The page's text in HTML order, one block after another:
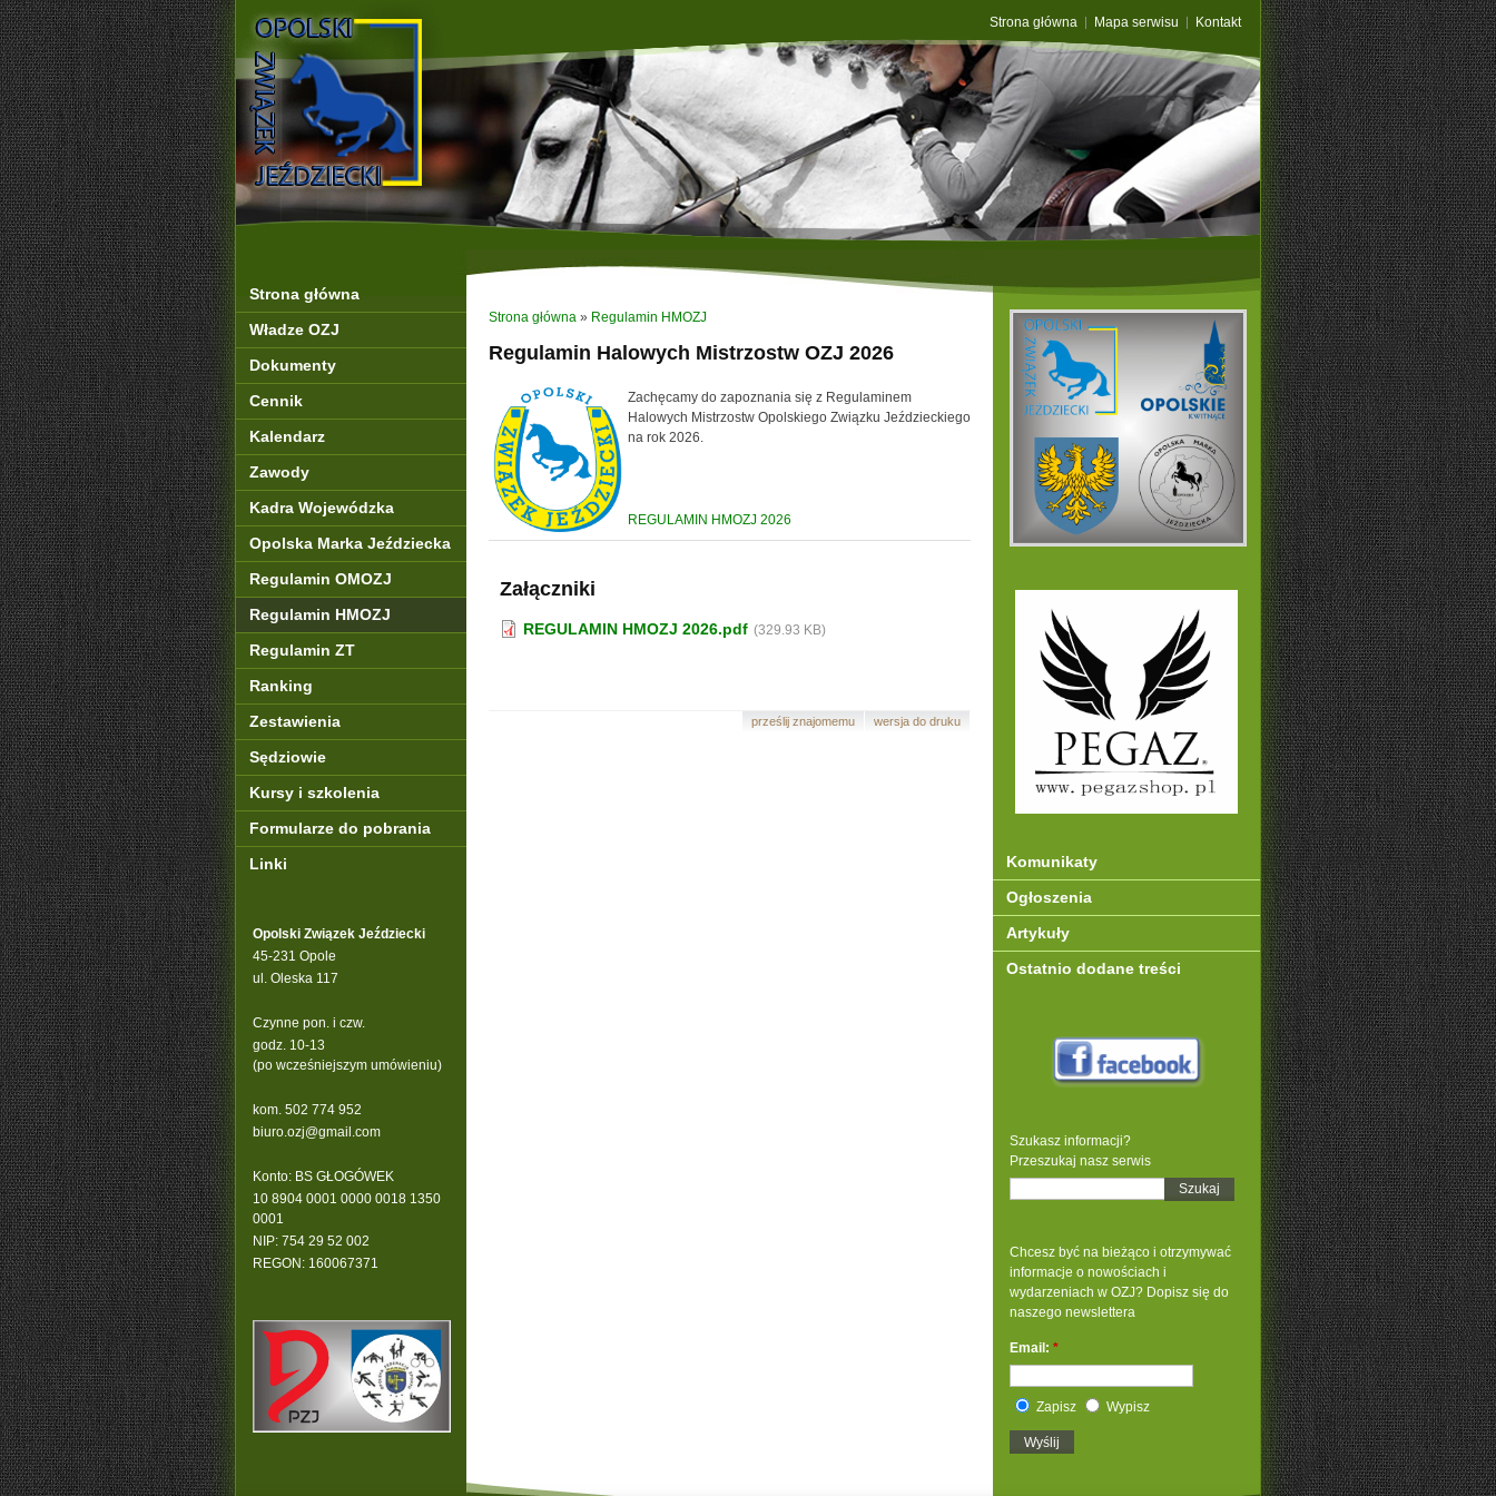
Strona główna Mapa serwisu Kontakt
Strona główna
Władze OZJ
Dokumenty
Cennik
Kalendarz
Zawody
Kadra Wojewódzka
Opolska Marka Jeździecka
Regulamin OMOZJ
Regulamin HMOZJ
Regulamin ZT
Ranking
Zestawienia
Sędziowie
Kursy i szkolenia
Formularze do pobrania
Linki
Opolski Związek Jeździecki
45-231 Opole
ul. Oleska 117
Czynne pon. i czw.
godz. 10-13
(po wcześniejszym umówieniu)
kom. 502 774 952
biuro.ozj@gmail.com
Konto: BS GŁOGÓWEK
10 8904 0001 0000 0018 1350
0001
NIP: 754 29 52 002
REGON: 160067371
Komunikaty
Ogłoszenia
Artykuły
Ostatnio dodane treści
Szukasz informacji?
Przeszukaj nasz serwis
Chcesz być na bieżąco i otrzymywać
informacje o nowościach i
wydarzeniach w OZJ? Dopisz się do
naszego newslettera
Email: *
Zapisz Wypisz
Strona główna » Regulamin HMOZJ
Regulamin Halowych Mistrzostw OZJ 2026
Zachęcamy do zapoznania się z Regulaminem
Halowych Mistrzostw Opolskiego Związku Jeździeckiego
na rok 2026.
REGULAMIN HMOZJ 2026
Załączniki
REGULAMIN HMOZJ 2026.pdf (329.93 KB)
wersja do druku
prześlij znajomemu